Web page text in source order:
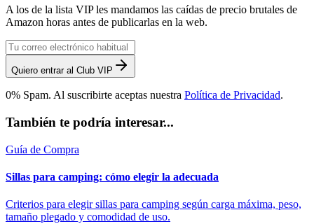
A los de la lista VIP les mandamos las caídas de precio brutales de
Amazon horas antes de publicarlas en la web.
Quiero entrar al Club VIP
0% Spam. Al suscribirte aceptas nuestra Política de Privacidad.
También te podría interesar...
Guía de Compra
Sillas para camping: cómo elegir la adecuada
Criterios para elegir sillas para camping según carga máxima, peso,
tamaño plegado y comodidad de uso.